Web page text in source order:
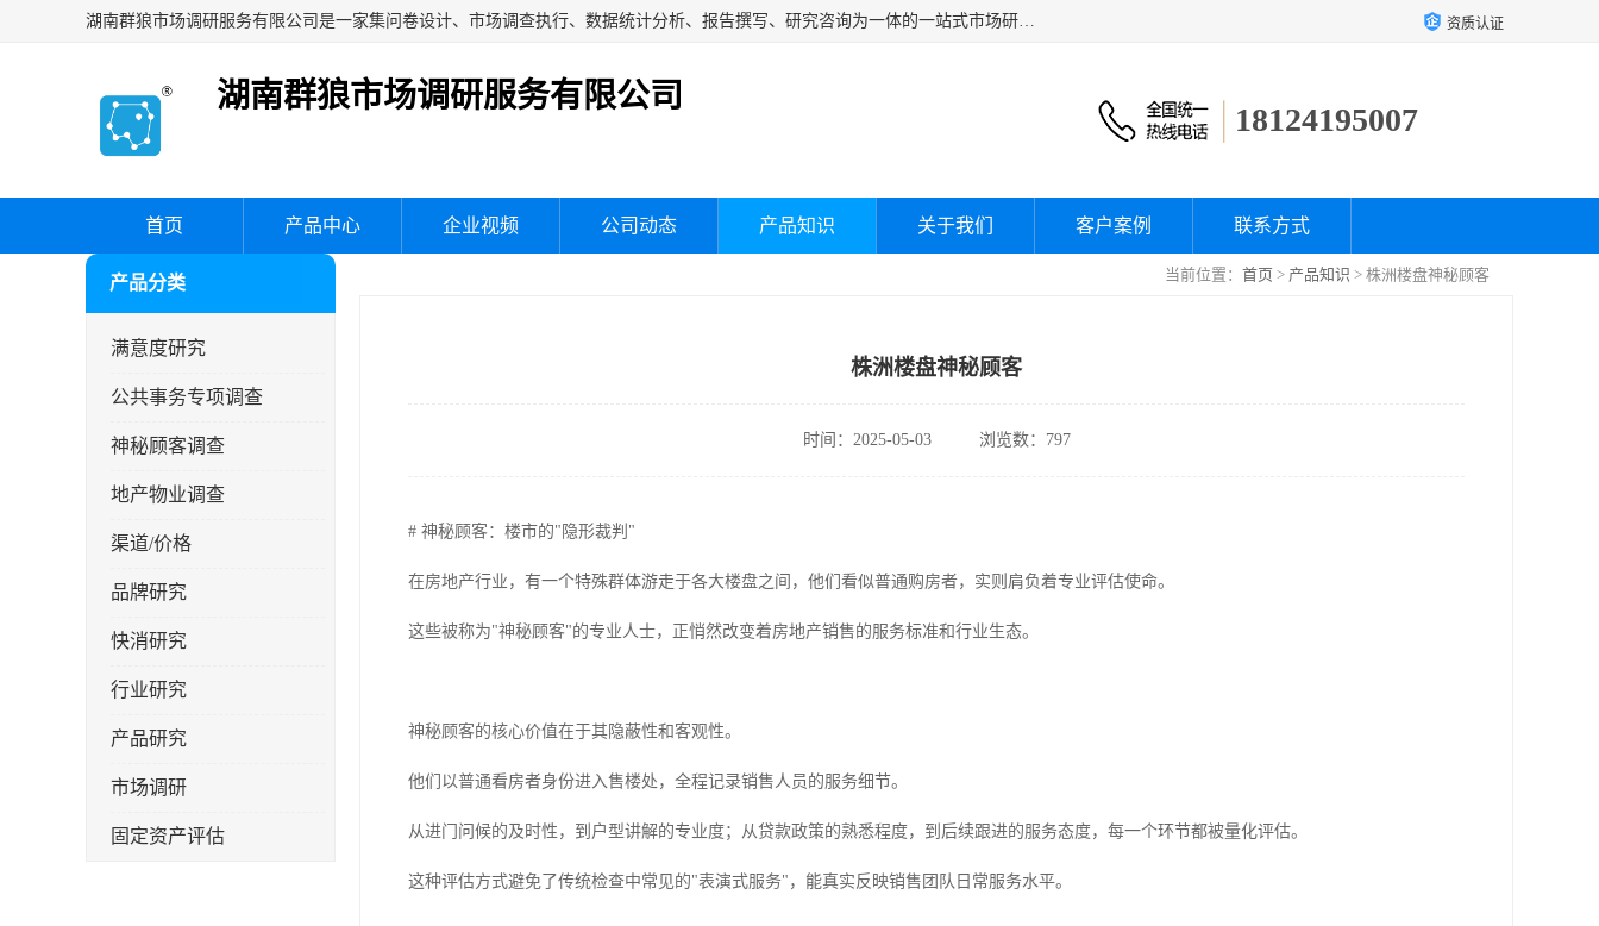
湖南群狼市场调研服务有限公司是一家集问卷设计、市场调查执行、数据统计分析、报告撰写、研究咨询为一体的一站式市场研究服务机构，主要服务：市场调研、三方评估、满意度研究、快消研究、地产物业调查、品牌研究、神秘顾客调查、行业研究、产品研究、公共事务专项调查等。 资质认证
湖南群狼市场调研服务有限公司
18124195007
首页 产品中心 企业视频 公司动态 产品知识 关于我们 客户案例 联系方式
当前位置： 首页 > 产品知识 > 株洲楼盘神秘顾客
产品分类
满意度研究
公共事务专项调查
神秘顾客调查
地产物业调查
渠道/价格
品牌研究
快消研究
行业研究
产品研究
市场调研
固定资产评估
株洲楼盘神秘顾客
时间：2025-05-03 浏览数：797
# 神秘顾客：楼市的"隐形裁判"
在房地产行业，有一个特殊群体游走于各大楼盘之间，他们看似普通购房者，实则肩负着专业评估使命。
这些被称为"神秘顾客"的专业人士，正悄然改变着房地产销售的服务标准和行业生态。
神秘顾客的核心价值在于其隐蔽性和客观性。
他们以普通看房者身份进入售楼处，全程记录销售人员的服务细节。
从进门问候的及时性，到户型讲解的专业度；从贷款政策的熟悉程度，到后续跟进的服务态度，每一个环节都被量化评估。
这种评估方式避免了传统检查中常见的"表演式服务"，能真实反映销售团队日常服务水平。